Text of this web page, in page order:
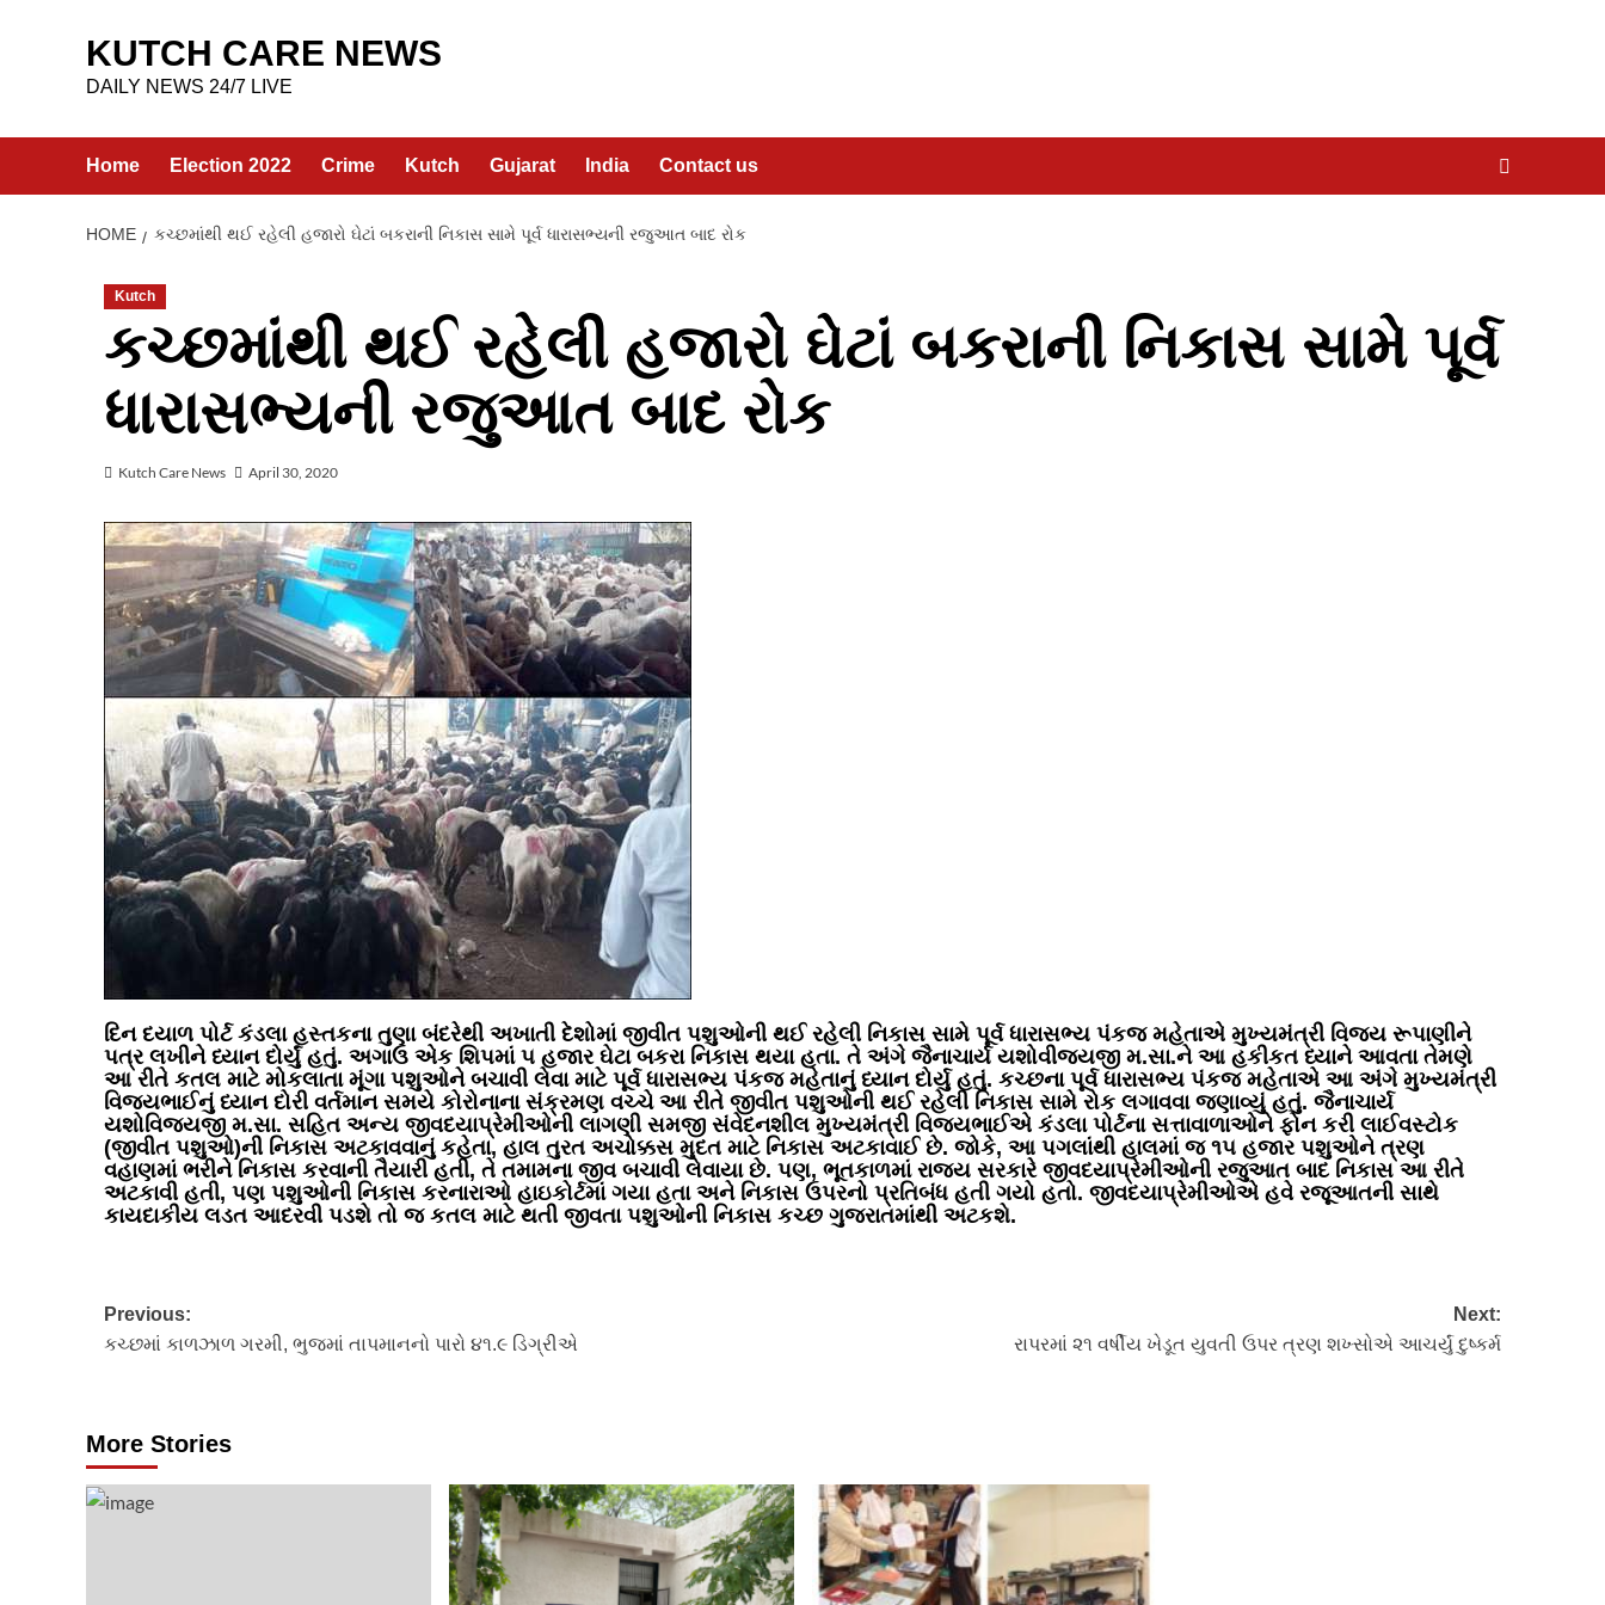
KUTCH CARE NEWS
DAILY NEWS 24/7 LIVE
Home Election 2022 Crime Kutch Gujarat India Contact us
HOME કચ્છમાંથી થઈ રહેલી હજારો ઘેટાં બકરાની નિકાસ સામે પૂર્વ ધારાસભ્યની રજુઆત બાદ રોક
Kutch
કચ્છમાંથી થઈ રહેલી હજારો ઘેટાં બકરાની નિકાસ સામે પૂર્વ
ધારાસભ્યની રજુઆત બાદ રોક
Kutch Care News April 30, 2020
દિન દયાળ પોર્ટ કંડલા હસ્તકના તુણા બંદરેથી અખાતી દેશોમાં જીવીત પશુઓની થઈ રહેલી નિકાસ સામે પૂર્વ ધારાસભ્ય પંકજ મહેતાએ મુખ્યમંત્રી વિજય રૂપાણીને
પત્ર લખીને ધ્યાન દોર્યું હતું. અગાઉ એક શિપમાં ૫ હજાર ઘેટા બકરા નિકાસ થયા હતા. તે અંગે જૈનાચાર્ય યશોવીજયજી મ.સા.ને આ હકીકત ધ્યાને આવતા તેમણે
આ રીતે કતલ માટે મોકલાતા મૂંગા પશુઓને બચાવી લેવા માટે પૂર્વ ધારાસભ્ય પંકજ મહેતાનું ધ્યાન દોર્યુ હતું. કચ્છના પૂર્વ ધારાસભ્ય પંકજ મહેતાએ આ અંગે મુખ્યમંત્રી
વિજયભાઈનું ધ્યાન દોરી વર્તમાન સમયે કોરોનાના સંક્રમણ વચ્ચે આ રીતે જીવીત પશુઓની થઈ રહેલી નિકાસ સામે રોક લગાવવા જણાવ્યું હતું. જૈનાચાર્ય
યશોવિજયજી મ.સા. સહિત અન્ય જીવદયાપ્રેમીઓની લાગણી સમજી સંવેદનશીલ મુખ્યમંત્રી વિજયભાઈએ કંડલા પોર્ટના સત્તાવાળાઓને ફોન કરી લાઈવસ્ટોક
(જીવીત પશુઓ)ની નિકાસ અટકાવવાનું કહેતા, હાલ તુરત અચોક્કસ મુદત માટે નિકાસ અટકાવાઈ છે. જોકે, આ પગલાંથી હાલમાં જ ૧૫ હજાર પશુઓને ત્રણ
વહાણમાં ભરીને નિકાસ કરવાની તૈયારી હતી, તે તમામના જીવ બચાવી લેવાયા છે. પણ, ભૂતકાળમાં રાજ્ય સરકારે જીવદયાપ્રેમીઓની રજુઆત બાદ નિકાસ આ રીતે
અટકાવી હતી, પણ પશુઓની નિકાસ કરનારાઓ હાઇકોર્ટમાં ગયા હતા અને નિકાસ ઉપરનો પ્રતિબંધ હતી ગયો હતો. જીવદયાપ્રેમીઓએ હવે રજૂઆતની સાથે
કાયદાકીય લડત આદરવી પડશે તો જ કતલ માટે થતી જીવતા પશુઓની નિકાસ કચ્છ ગુજરાતમાંથી અટકશે.
Post
navigation
Previous:
કચ્છમાં કાળઝાળ ગરમી, ભુજમાં તાપમાનનો પારો ૪૧.૯ ડિગ્રીએ
Next:
રાપરમાં ૨૧ વર્ષીય ખેડૂત યુવતી ઉપર ત્રણ શખ્સોએ આચર્યું દુષ્કર્મ
More Stories